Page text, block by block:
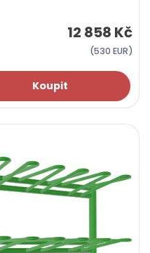
12 858 Kč
(530 EUR)